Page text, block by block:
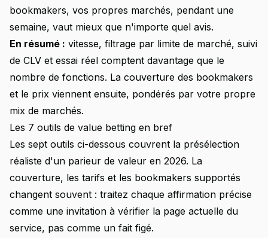
bookmakers, vos propres marchés, pendant une
semaine, vaut mieux que n'importe quel avis.
En résumé : vitesse, filtrage par limite de marché, suivi
de CLV et essai réel comptent davantage que le
nombre de fonctions. La couverture des bookmakers
et le prix viennent ensuite, pondérés par votre propre
mix de marchés.
Les 7 outils de value betting en bref
Les sept outils ci-dessous couvrent la présélection
réaliste d'un parieur de valeur en 2026. La
couverture, les tarifs et les bookmakers supportés
changent souvent : traitez chaque affirmation précise
comme une invitation à vérifier la page actuelle du
service, pas comme un fait figé.